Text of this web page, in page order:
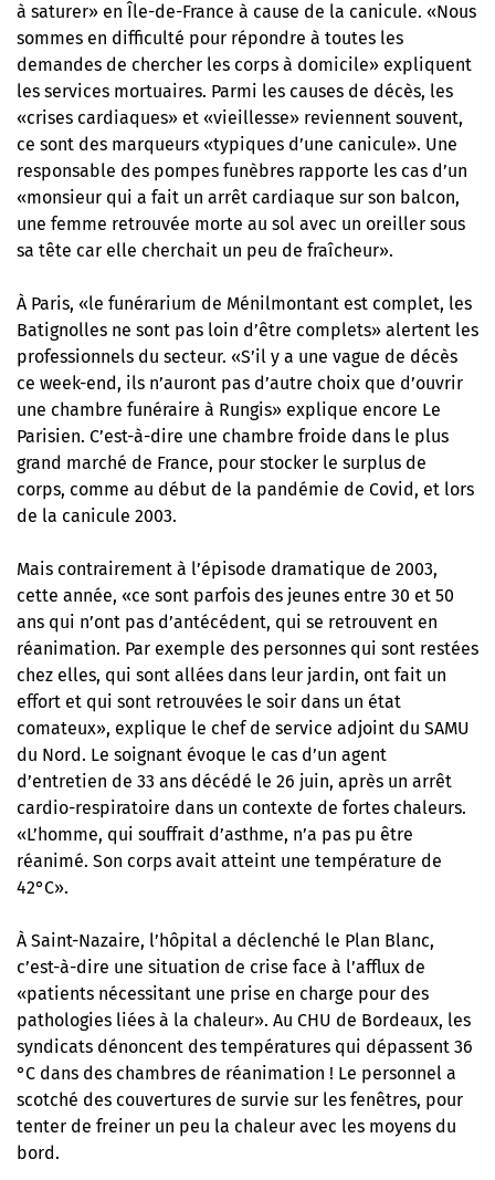
à saturer» en Île-de-France à cause de la canicule. «Nous
sommes en difficulté pour répondre à toutes les
demandes de chercher les corps à domicile» expliquent
les services mortuaires. Parmi les causes de décès, les
«crises cardiaques» et «vieillesse» reviennent souvent,
ce sont des marqueurs «typiques d’une canicule». Une
responsable des pompes funèbres rapporte les cas d’un
«monsieur qui a fait un arrêt cardiaque sur son balcon,
une femme retrouvée morte au sol avec un oreiller sous
sa tête car elle cherchait un peu de fraîcheur».
À Paris, «le funérarium de Ménilmontant est complet, les
Batignolles ne sont pas loin d’être complets» alertent les
professionnels du secteur. «S’il y a une vague de décès
ce week-end, ils n’auront pas d’autre choix que d’ouvrir
une chambre funéraire à Rungis» explique encore Le
Parisien. C’est-à-dire une chambre froide dans le plus
grand marché de France, pour stocker le surplus de
corps, comme au début de la pandémie de Covid, et lors
de la canicule 2003.
Mais contrairement à l’épisode dramatique de 2003,
cette année, «ce sont parfois des jeunes entre 30 et 50
ans qui n’ont pas d’antécédent, qui se retrouvent en
réanimation. Par exemple des personnes qui sont restées
chez elles, qui sont allées dans leur jardin, ont fait un
effort et qui sont retrouvées le soir dans un état
comateux», explique le chef de service adjoint du SAMU
du Nord. Le soignant évoque le cas d’un agent
d’entretien de 33 ans décédé le 26 juin, après un arrêt
cardio-respiratoire dans un contexte de fortes chaleurs.
«L’homme, qui souffrait d’asthme, n’a pas pu être
réanimé. Son corps avait atteint une température de
42°C».
À Saint-Nazaire, l’hôpital a déclenché le Plan Blanc,
c’est-à-dire une situation de crise face à l’afflux de
«patients nécessitant une prise en charge pour des
pathologies liées à la chaleur». Au CHU de Bordeaux, les
syndicats dénoncent des températures qui dépassent 36
°C dans des chambres de réanimation ! Le personnel a
scotché des couvertures de survie sur les fenêtres, pour
tenter de freiner un peu la chaleur avec les moyens du
bord.